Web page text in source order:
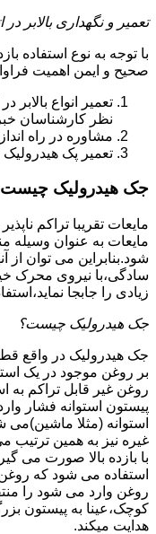
تعمیر و نگهداری بالابر در
با توجه به نوع استفاده
صحیح و ایمن اهمیت
تعمیر انواع بالابر
نظر کارشناسان
مشاوره در راه
تعمیر پک هیدرولیک
جک هیدرولیک چیست
مایعات تقریبا تراکم
مایعات به عنوان وسیله
شود.بنابراین می توان از
سادگی،با نیروی محرک
زیادی را جابجا
جک هیدرولیک چیست؟
جک هیدرولیک در واقع
بر روغن موجود در یک
روغن غیر قابل تراکم به
پیستون استوانه فشار
استوانه (مثلا
غیره نیز به همین ترتیب
با بازده بالا صورت می
استفاده می شود که روغن
روغن وارد می شود را
کوچک،عینا به پیستون
هدایت میکند.